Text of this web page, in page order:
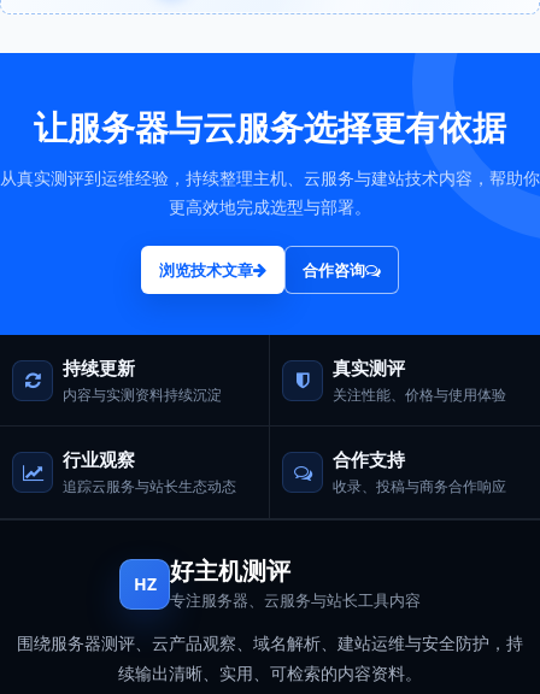
让服务器与云服务选择更有依据
从真实测评到运维经验，持续整理主机、云服务与建站技术内容，帮助你
更高效地完成选型与部署。
浏览技术文章 合作咨询
持续更新
内容与实测资料持续沉淀
真实测评
关注性能、价格与使用体验
行业观察
追踪云服务与站长生态动态
合作支持
收录、投稿与商务合作响应
HZ 好主机测评
专注服务器、云服务与站长工具内容
围绕服务器测评、云产品观察、域名解析、建站运维与安全防护，持
续输出清晰、实用、可检索的内容资料。